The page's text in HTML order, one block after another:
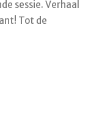
sessie. Verhaal
Tot de